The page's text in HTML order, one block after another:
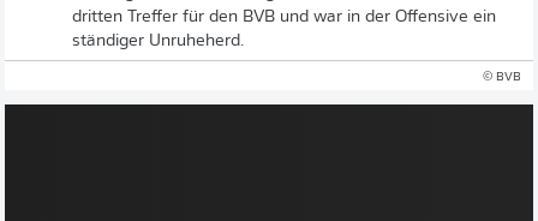
dritten Treffer für den BVB und war in der Offensive ein
ständiger Unruheherd.
© BVB